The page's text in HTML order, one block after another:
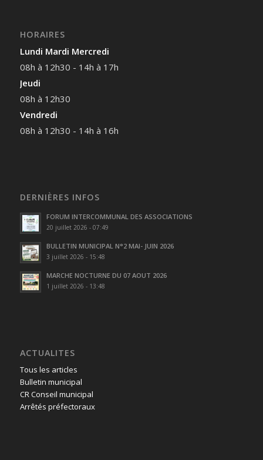
HORAIRES
Lundi Mardi Mercredi
08h à 12h30 - 14h à 17h
Jeudi
08h à 12h30
Vendredi
08h à 12h30 - 14h à 16h
DERNIÈRES INFOS
FORUM INTERCOMMUNAL DES ASSOCIATIONS
20 juillet 2026 - 07:49
BULLETIN MUNICIPAL N°2 MAI- JUIN 2026
3 juillet 2026 - 15:48
MARCHE NOCTURNE DU 07 AOUT 2026
1 juillet 2026 - 13:48
ACTUALITES
Tous les articles
Bulletin municipal
CR Conseil municipal
Arrêtés préfectoraux